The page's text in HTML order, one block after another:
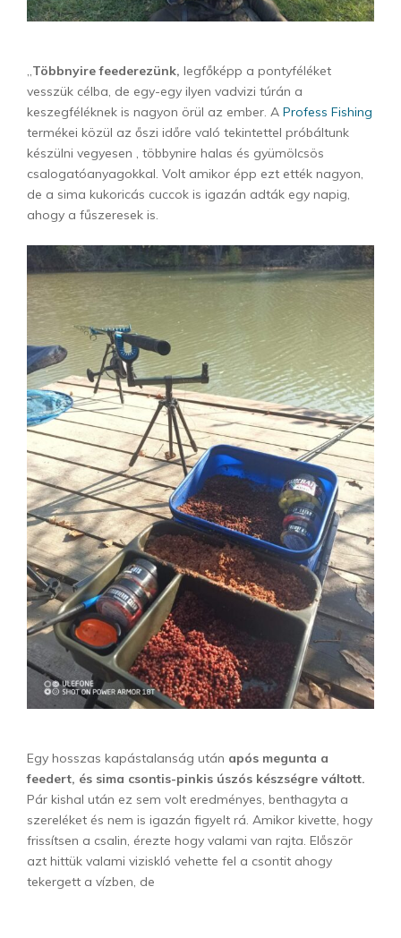
„Többnyire feederezünk, legfőképp a pontyféléket
vesszük célba, de egy-egy ilyen vadvizi túrán a
keszegféléknek is nagyon örül az ember. A Profess Fishing
termékei közül az őszi időre való tekintettel próbáltunk
készülni vegyesen , többynire halas és gyümölcsös
csalogatóanyagokkal. Volt amikor épp ezt ették nagyon,
de a sima kukoricás cuccok is igazán adták egy napig,
ahogy a fűszeresek is.
Egy hosszas kapástalanság után após megunta a
feedert, és sima csontis-pinkis úszós készségre váltott.
Pár kishal után ez sem volt eredményes, benthagyta a
szereléket és nem is igazán figyelt rá. Amikor kivette, hogy
frissítsen a csalin, érezte hogy valami van rajta. Először
azt hittük valami viziskló vehette fel a csontit ahogy
tekergett a vízben, de